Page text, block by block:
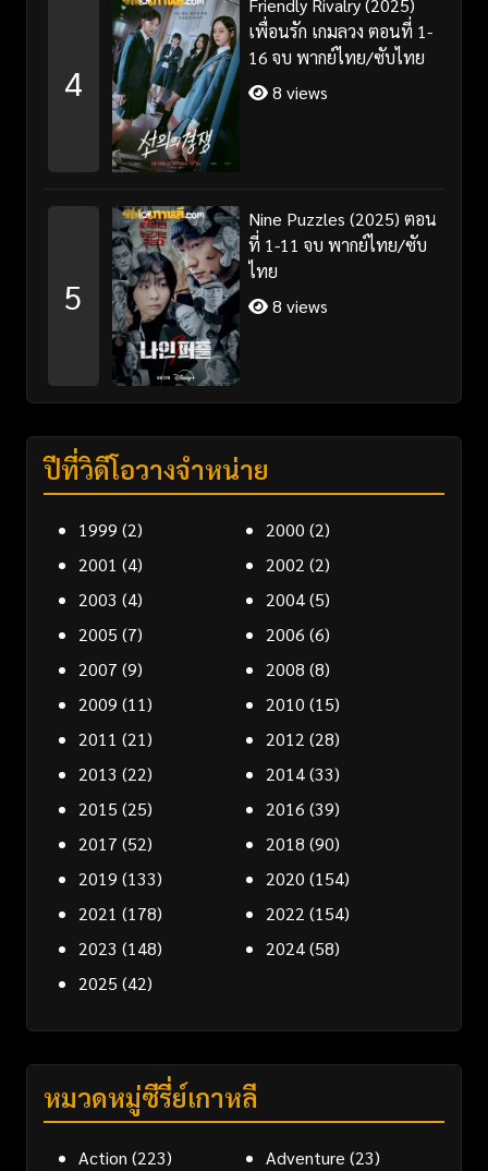
4
Friendly Rivalry (2025)
เพื่อนรัก เกมลวง ตอนที่ 1-
16 จบ พากย์ไทย/ซับไทย
8 views
5
Nine Puzzles (2025) ตอน
ที่ 1-11 จบ พากย์ไทย/ซับ
ไทย
8 views
ปีที่วิดีโอวางจำหน่าย
1999 (2) 2000 (2)
2001 (4) 2002 (2)
2003 (4) 2004(5)
2005 (7) 2006 (6)
2007 (9) 2008 (8)
2009 (11) 2010 (15)
2011 (21) 2012 (28)
2013 (22) 2014(33)
2015 (25) 2016 (39)
2017 (52) 2018 (90)
2019 (133) 2020 (154)
2021 (178) 2022 (154)
2023 (148) 2024(58)
2025 (42)
หมวดหมู่ซีรี่ย์เกาหลี
Action (223) Adventure (23)